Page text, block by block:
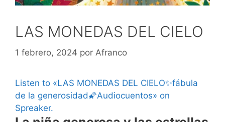
LAS MONEDAS DEL CIELO
1 febrero, 2024 por Afranco
Listen to «LAS MONEDAS DEL CIELO✨fábula
de la generosidad🌠Audiocuentos» on
Spreaker.